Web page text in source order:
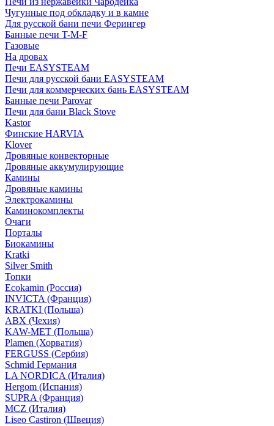
Чугунные под обкладку и в камне
Для русской бани печи Ферингер
Банные печи T-M-F
Газовые
На дровах
Печи EASYSTEAM
Печи для русской бани EASYSTEAM
Печи для коммерческих бань EASYSTEAM
Банные печи Parovar
Печи для бани Black Stove
Kastor
Финские HARVIA
Klover
Дровяные конвекторные
Дровяные аккумулирующие
Камины
Дровяные камины
Электрокамины
Каминокомплекты
Очаги
Порталы
Биокамины
Kratki
Silver Smith
Топки
Ecokamin (Россия)
INVICTA (Франция)
KRATKI (Польша)
ABX (Чехия)
KAW-MET (Польша)
Plamen (Хорватия)
FERGUSS (Сербия)
Schmid Германия
LA NORDICA (Италия)
Hergom (Испания)
SUPRA (Франция)
MCZ (Италия)
Liseo Castiron (Швеция)